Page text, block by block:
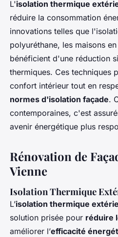
L'isolation thermique
réduire la consommation
innovations telles que
polyuréthane, les maisons
bénéficient d'une réduction
thermiques. Ces techniques
confort intérieur tout en
normes d'isolation façade.
contemporaines, c'est
avenir énergétique plus
Rénovation de
Vienne
Isolation Thermique
L’isolation thermique
solution prisée pour réduire
améliorer l’efficacité